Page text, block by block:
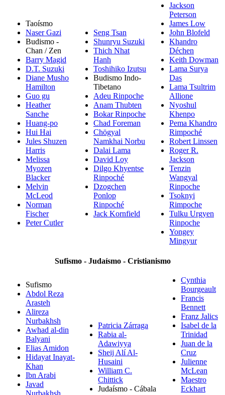
Taoísmo
Naser Gazi
Budismo -
Chan / Zen
Barry Magid
D.T. Suzuki
Diane Musho
Hamilton
Guo gu
Heather
Sanche
Huang-po
Hui Hai
Jules Shuzen
Harris
Melissa
Myozen
Blacker
Melvin
McLeod
Norman
Fischer
Peter Cutler
Seng Tsan
Shunryu Suzuki
Thich Nhat
Hanh
Toshihiko Izutsu
Budismo Indo-
Tibetano
Adeu Rinpoche
Anam Thubten
Bokar Rinpoche
Chad Foreman
Chögyal
Namkhai Norbu
Dalai Lama
David Loy
Dilgo Khyentse
Rinpoché
Dzogchen
Ponlop
Rinpoché
Jack Kornfield
Jackson
Peterson
James Low
John Blofeld
Khandro
Déchen
Keith Dowman
Lama Surya
Das
Lama Tsultrim
Allione
Nyoshul
Khenpo
Pema Khandro
Rimpoché
Robert Linssen
Roger R.
Jackson
Tenzin
Wangyal
Rinpoche
Tsoknyi
Rimpoche
Tulku Urgyen
Rinpoche
Yongey
Mingyur
Sufismo - Judaísmo - Cristianismo
Sufismo
Abdol Reza
Arasteh
Alireza
Nurbakhsh
Awhad al-din
Balyani
Elias Amidon
Hidayat Inayat-
Khan
Ibn Arabi
Javad
Nurbakhsh
Patricia Zárraga
Rabia al-
Adawiyya
Sheij Alí Al-
Husaini
William C.
Chittick
Judaísmo - Cábala
Cynthia
Bourgeault
Francis
Bennett
Franz Jalics
Isabel de la
Trinidad
Juan de la
Cruz
Julienne
McLean
Maestro
Eckhart